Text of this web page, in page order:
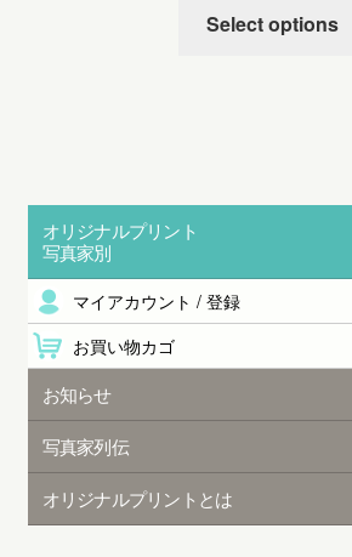
Select options
オリジナルプリント
写真家別
マイアカウント / 登録
お買い物カゴ
お知らせ
写真家列伝
オリジナルプリントとは